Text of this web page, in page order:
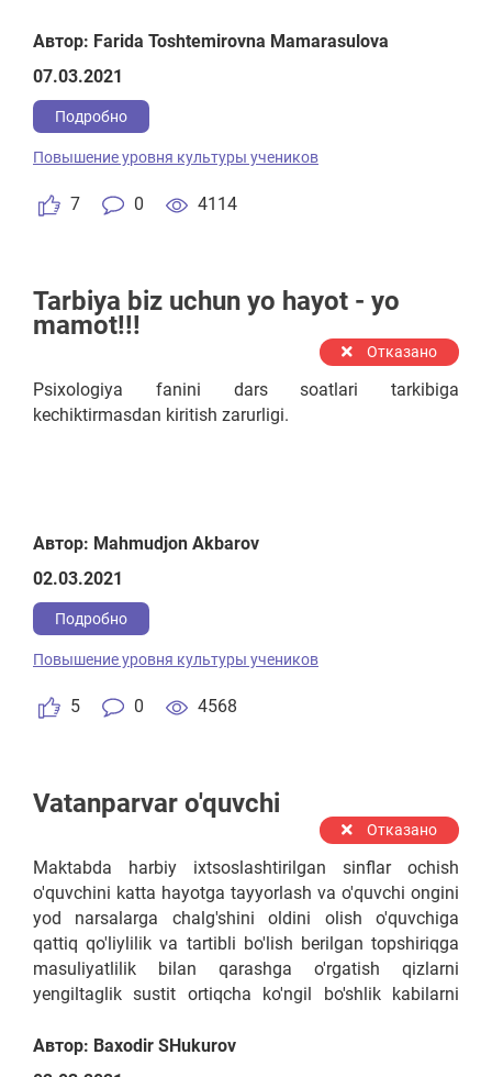
Автор: Farida Toshtemirovna Mamarasulova
07.03.2021
Подробно
7 0 4114
Повышение уровня культуры учеников
Tarbiya biz uchun yo hayot - yo
mamot!!!
Отказано
Psixologiya fanini dars soatlari tarkibiga
kechiktirmasdan kiritish zarurligi.
Автор: Mahmudjon Akbarov
02.03.2021
Подробно
5 0 4568
Повышение уровня культуры учеников
Vatanparvar o'quvchi
Отказано
Maktabda harbiy ixtsoslashtirilgan sinflar ochish
o'quvchini katta hayotga tayyorlash va o'quvchi ongini
yod narsalarga chalg'shini oldini olish o'quvchiga
qattiq qo'liylilik va tartibli bo'lish berilgan topshiriqga
masuliyatlilik bilan qarashga o'rgatish qizlarni
yengiltaglik sustit ortiqcha ko'ngil bo'shlik kabilarni
Автор: Baxodir SHukurov